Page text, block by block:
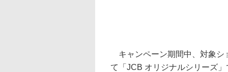
キャンペーン期間中、対象シ
て「JCB オリジナルシリーズ